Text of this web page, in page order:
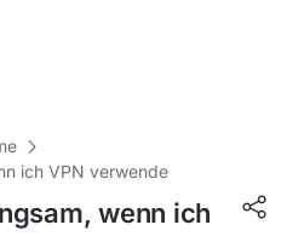
ich VPN verwende
wenn ich